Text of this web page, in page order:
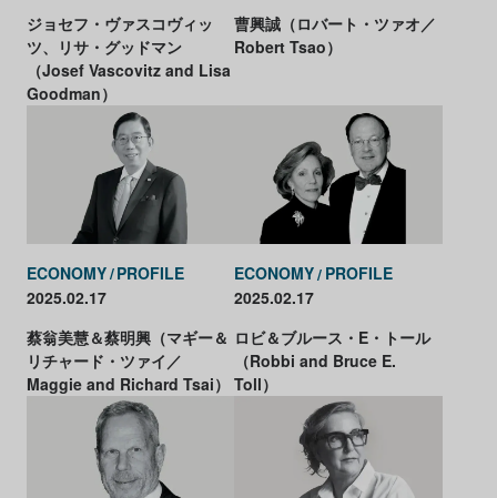
ジョセフ・ヴァスコヴィッ
ツ、リサ・グッドマン
（Josef Vascovitz and Lisa
Goodman）
曹興誠（ロバート・ツァオ／
Robert Tsao）
ECONOMY PROFILE
2025.02.17
蔡翁美慧＆蔡明興（マギー＆
リチャード・ツァイ／
Maggie and Richard Tsai）
ECONOMY PROFILE
2025.02.17
ロビ＆ブルース・E・トール
（Robbi and Bruce E.
Toll）